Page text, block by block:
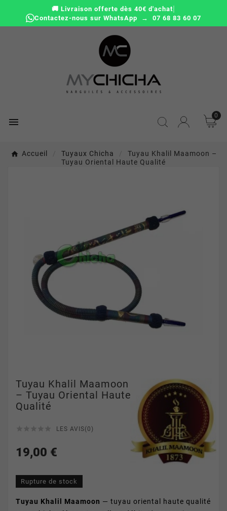
🚚 Livraison offerte dès 40€ d'achat|
Contactez-nous sur WhatsApp → 07 68 83 60 07

0
Accueil Tuyaux Chicha
Tuyau Khalil Maamoon –
Tuyau Oriental Haute Qualité
Tuyau Khalil Maamoon
– Tuyau Oriental Haute
Qualité
LES AVIS(0)
19,00 €
Rupture de stock
Tuyau Khalil Maamoon — tuyau oriental haute qualité